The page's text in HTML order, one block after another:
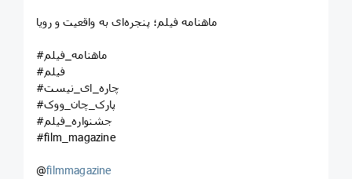
ماهنامه فیلم؛ پنجره‌ای به واقعیت و رویا
#ماهنامه_فیلم
#فیلم
#چاره_ای_نیست
#پارک_چان_ووک
#جشنواره_فیلم
#film_magazine
@filmmagazine